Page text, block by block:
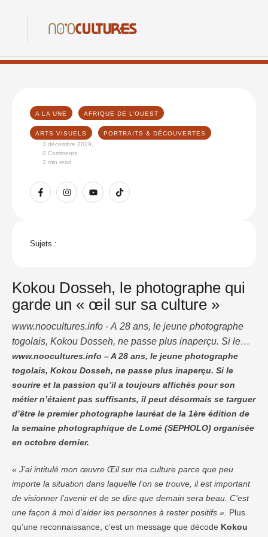
A LA UNE AFRIQUE DE L’OUEST
ARTS VISUELS
PORTRAITS & DÉCOUVERTES
3 décembre 2019
0 Comments
3 min read
Sujets :
Kokou Dosseh, le photographe qui
garde un « œil sur sa culture »
www.noocultures.info - A 28 ans, le jeune photographe
togolais, Kokou Dosseh, ne passe plus inaperçu. Si le
sourire et la passion qu’il a toujours affichés pour son
métier n’étaient pas suffisants, il peut désormais se
targuer d’être le premier photographe lauréat de la 1ère
édition de la semaine photographique de Lomé
(SEPHOLO) organisée en octobre …
www.noocultures.info – A 28 ans, le jeune photographe
togolais, Kokou Dosseh, ne passe plus inaperçu. Si le
sourire et la passion qu’il a toujours affichés pour son
métier n’étaient pas suffisants, il peut désormais se targuer
d’être le premier photographe lauréat de la 1ère édition de
la semaine photographique de Lomé (SEPHOLO) organisée
en octobre dernier.
« J’ai intitulé mon œuvre Œil sur ma culture parce que peu
importe la situation dans laquelle l’on se trouve, il est important
de visionner l’avenir et de se dire que demain sera beau. C’est
une façon à moi d’aider les personnes à rester positifs ». Plus
qu’une reconnaissance, c’est un message que décode Kokou